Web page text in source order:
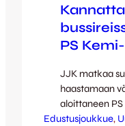
PS
JJK matkaa
haastamaan
aloittaneen
kannattajat
Edustusjoukkue,